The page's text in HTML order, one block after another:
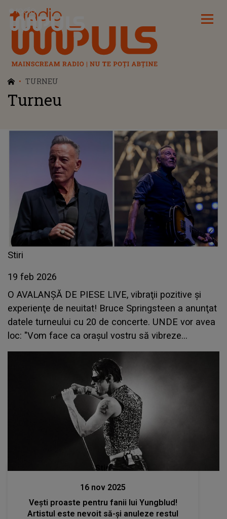
Radio Impuls
TURNEU
Turneu
Stiri
19 feb 2026
O AVALANȘĂ DE PIESE LIVE, vibraţii pozitive şi
experienţe de neuitat! Bruce Springsteen a anunţat
datele turneului cu 20 de concerte. UNDE vor avea
loc: "Vom face ca oraşul vostru să vibreze
sărbătorind şi..."
Stiri
16 nov 2025
Vești proaste pentru fanii lui Yungblud!
Artistul este nevoit să-și anuleze restul